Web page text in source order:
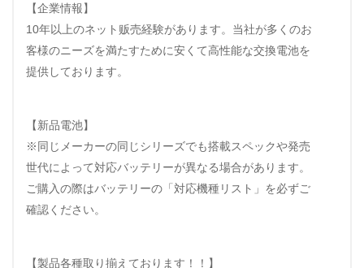
【企業情報】
10年以上のネット贩売経験があります。当社が多くのお
客様のニーズを満たすために安くて高性能な交換電池を
提供しております。
【新品電池】
※同じメーカーの同じシリーズでも搭載スペックや発売
世代によって対応バッテリーが異なる場合があります。
ご購入の際はバッテリーの「対応機種リスト」を必ずご
確認ください。
【製品各種取り揃えております！！】